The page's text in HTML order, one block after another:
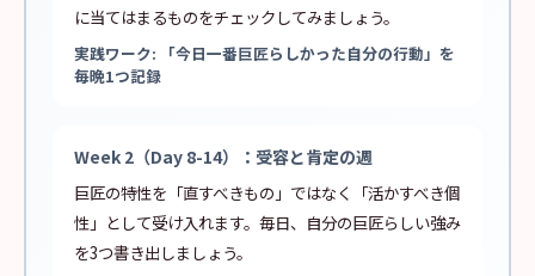
に当てはまるものをチェックしてみましょう。
実践ワーク: 「今日一番巨匠らしかった自分の行動」を
毎晩1つ記録
Week 2（Day 8-14）：受容と肯定の週
巨匠の特性を「直すべきもの」ではなく「活かすべき個
性」として受け入れます。毎日、自分の巨匠らしい強み
を3つ書き出しましょう。